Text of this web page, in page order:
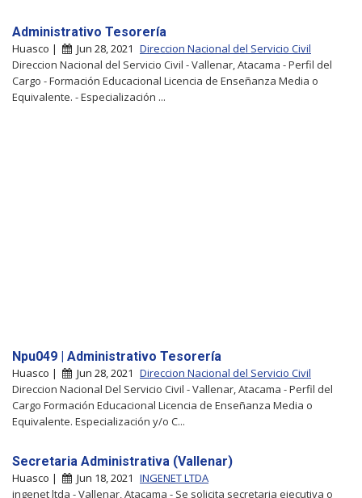
Administrativo Tesorería
Huasco | Jun 28, 2021 Direccion Nacional del Servicio Civil
Direccion Nacional del Servicio Civil - Vallenar, Atacama - Perfil del
Cargo - Formación Educacional Licencia de Enseñanza Media o
Equivalente. - Especialización ...
Npu049 | Administrativo Tesorería
Huasco | Jun 28, 2021 Direccion Nacional del Servicio Civil
Direccion Nacional Del Servicio Civil - Vallenar, Atacama - Perfil del
Cargo Formación Educacional Licencia de Enseñanza Media o
Equivalente. Especialización y/o C...
Secretaria Administrativa (Vallenar)
Huasco | Jun 18, 2021 INGENET LTDA
ingenet ltda - Vallenar, Atacama - Se solicita secretaria ejecutiva o